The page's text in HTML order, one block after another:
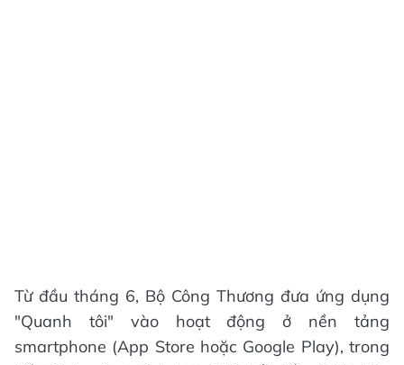
Từ đầu tháng 6, Bộ Công Thương đưa ứng dụng
"Quanh tôi" vào hoạt động ở nền tảng
smartphone (App Store hoặc Google Play), trong